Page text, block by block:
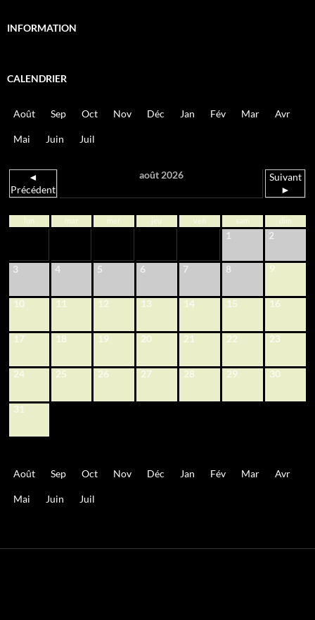
INFORMATION
CALENDRIER
Août Sep Oct Nov Déc Jan Fév Mar Avr
Mai Juin Juil
◄
Précédent
août 2026
Suivant
►
lun mar mer jeu ven sam dim
1 2
3 4 5 6 7 8 9
10 11 12 13 14 15 16
17 18 19 20 21 22 23
24 25 26 27 28 29 30
31
Août Sep Oct Nov Déc Jan Fév Mar Avr
Mai Juin Juil